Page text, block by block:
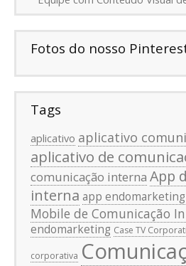
Fotos do nosso
Tags
aplicativo aplicativo
aplicativo de
comunicação interna App
interna app endomarketing
Mobile de Comunicação
endomarketing Case TV
corporativa